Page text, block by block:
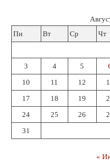
Пн
Вт Ср Чт
3 4 5
10 11 12
17 18 19
24 25 26
31
«